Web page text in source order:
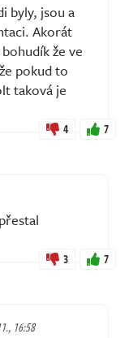
byly, jsou a
Akorát
že ve
pokud to
taková je
4 7
3 7
16:58